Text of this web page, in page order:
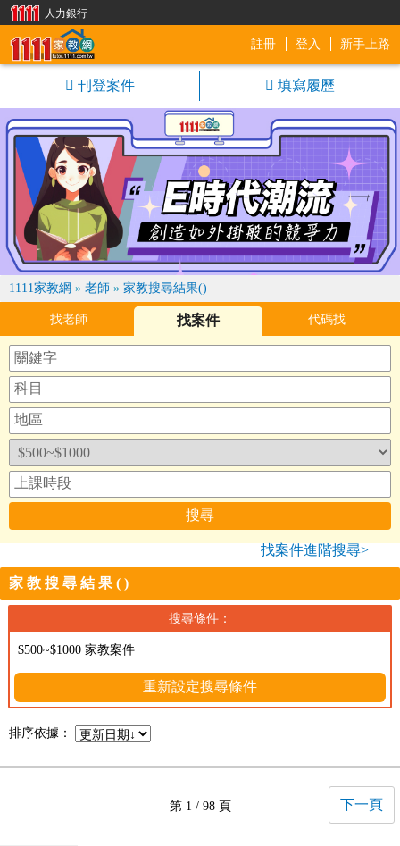
註冊 登入 新手上路
刊登案件 填寫履歷
1111家教網 » 老師 » 家教搜尋結果()
找老師 找案件 代碼找
找案件進階搜尋>
家教搜尋結果()
搜尋條件：
$500~$1000 家教案件
重新設定搜尋條件
排序依據：
第 1 / 98 頁 下一頁
人力銀行